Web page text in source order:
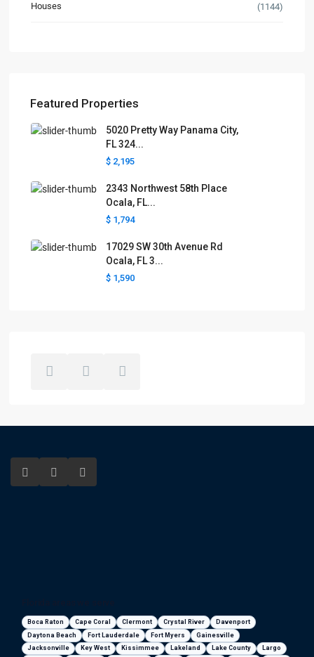
Houses (1144)
Featured Properties
5020 Pretty Way Panama City,
FL 324...
$ 2,195
2343 Northwest 58th Place
Ocala, FL...
$ 1,794
17029 SW 30th Avenue Rd
Ocala, FL 3...
$ 1,590
Boca Raton Cape Coral Clermont Crystal River
Davenport
Daytona Beach
Fort Lauderdale Fort Myers
Gainesville
Jacksonville
Key West Kissimmee Lakeland Lake County Largo